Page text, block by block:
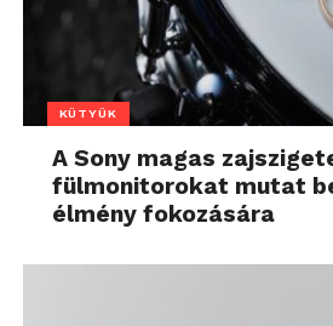
KÜTYÜK
A Sony magas
fülmonitorokat mutat
élmény fokozására